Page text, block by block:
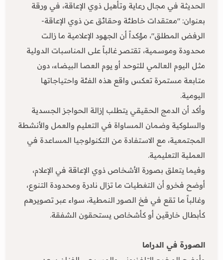
الحديثة في مجال رعاية وتأهيل ذوي الإعاقة، في ورقة
بعنوان: "معتقدات خاطئة وحقائق عن ذوي الإعاقة-
الرفض المطلق"، مؤكداً أن الجهود الإعلامية ما زالت
محدودة وموسمية، تقتصر غالباً على المناسبات الدولية
مثل اليوم العالمي للتوحد أو يوم العصا البيضاء، دون
متابعة مستمرة تعكس واقع هذه الفئة واحتياجاتها
اليومية.
وأكد أن الدمج الحقيقي يتطلب إزالة الحواجز الجسدية
والسلوكية وضمان المساواة في التعليم والعمل والأنشطة
المجتمعية، مع الاستفادة من التكنولوجيا المساعدة في
العملية التعليمية.
وفيما يتعلق بصورة الأشخاص ذوي الإعاقة في الإعلام،
أوضح فخرو أن التغطيات ما تزال نادرة ومحدودة التنوع،
وغالباً ما تقع في فخ الصور النمطية، سواء عبر تصويرهم
كأبطال خارقين أو كأشخاص يستحقون الشفقة.
الصورة في الدراما